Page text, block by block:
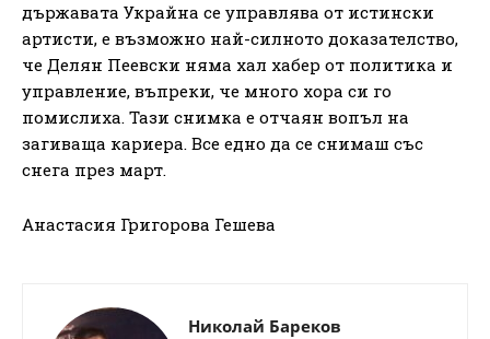
държавата Украйна се управлява от истински
артисти, е възможно най-силното доказателство,
че Делян Пеевски няма хал хабер от политика и
управление, въпреки, че много хора си го
помислиха. Тази снимка е отчаян вопъл на
загиваща кариера. Все едно да се снимаш със
снега през март.
Анастасия Григорова Гешева
Николай Бареков